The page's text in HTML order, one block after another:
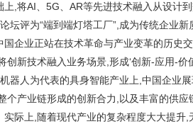
,将AI、5G、AR等先进技术融入从设计
坛评为“端到端灯塔工厂”,成为传统企业新
企业正站在技术革命与产业变革的历史
创新技术融入业务场景,形成‘创新-应用-价
器人为代表的具身智能产业上,中国企业
个产业链形成的创新合力,以及丰富的供
际上,随着现代产业的复杂程度大大提升